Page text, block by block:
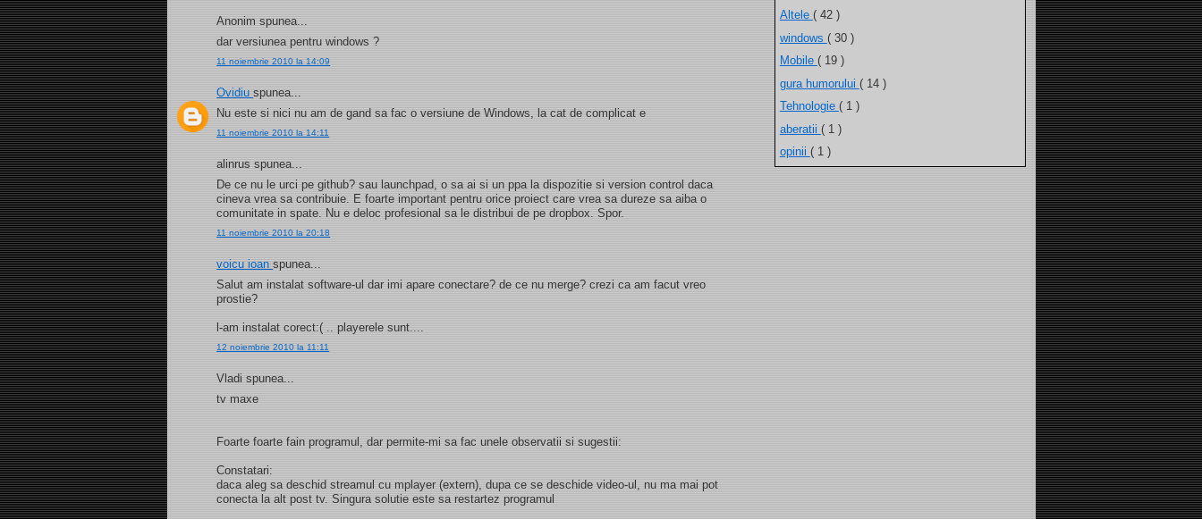
Anonim spunea...
dar versiunea pentru windows ?
11 noiembrie 2010 la 14:09
Ovidiuspunea...
Nu este si nici nu am de gand sa fac o versiune de Windows, la cat de complicat e
11 noiembrie 2010 la 14:11
alinrus spunea...
De ce nu le urci pe github? sau launchpad, o sa ai si un ppa la dispozitie si version control daca
cineva vrea sa contribuie. E foarte important pentru orice proiect care vrea sa dureze sa aiba o
comunitate in spate. Nu e deloc profesional sa le distribui de pe dropbox. Spor.
11 noiembrie 2010 la 20:18
voicu ioanspunea...
Salut am instalat software-ul dar imi apare conectare? de ce nu merge? crezi ca am facut vreo
prostie?
l-am instalat corect:( .. playerele sunt....
12 noiembrie 2010 la 11:11
Vladi spunea...
tv maxe
Foarte foarte fain programul, dar permite-mi sa fac unele observatii si sugestii:
Constatari:
daca aleg sa deschid streamul cu mplayer (extern), dupa ce se deschide video-ul, nu ma mai pot
conecta la alt post tv. Singura solutie este sa restartez programul
Altele ( 42 )
windows ( 30 )
Mobile ( 19 )
gura humorului ( 14 )
Tehnologie ( 1 )
aberatii ( 1 )
opinii ( 1 )